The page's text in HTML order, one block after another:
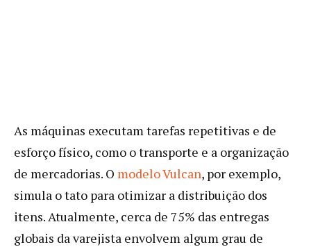
As máquinas executam tarefas repetitivas e de
esforço físico, como o transporte e a organização
de mercadorias. O modelo Vulcan, por exemplo,
simula o tato para otimizar a distribuição dos
itens. Atualmente, cerca de 75% das entregas
globais da varejista envolvem algum grau de